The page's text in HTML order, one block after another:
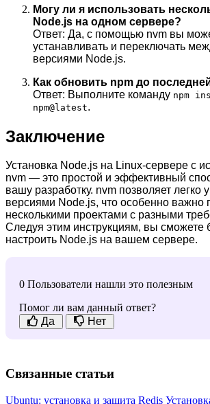
Могу ли я использовать
Node.js на одном сервере?
Ответ: Да, с помощью nvm вы
устанавливать и переключать
версиями Node.js.
Как обновить npm до
Ответ: Выполните команду npm
npm@latest.
Заключение
Установка Node.js на Linux-сервере с
nvm — это простой и эффективный
вашу разработку. nvm позволяет легко
версиями Node.js, что особенно важно
несколькими проектами с разными
Следуя этим инструкциям, вы сможете
настроить Node.js на вашем сервере.
0 Пользователи нашли это полезным
Помог ли вам данный ответ?
Да
Нет
Связанные статьи
Ubuntu: установка и защита Redis